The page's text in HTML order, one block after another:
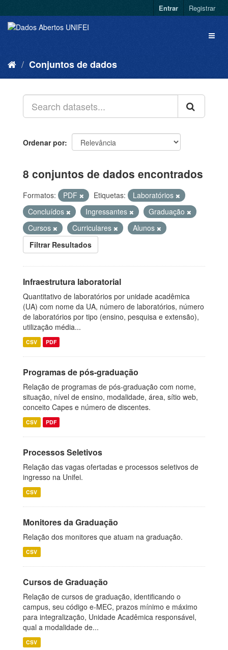
Entrar Registrar
Conjuntos de dados
Ordenar por
8 conjuntos de dados encontrados
Formatos: PDF Etiquetas:
Laboratórios
Concluídos
Ingressantes
Graduação
Cursos
Curriculares
Alunos
Filtrar Resultados
Infraestrutura laboratorial
Quantitativo de laboratórios por unidade acadêmica
(UA) com nome da UA, número de laboratórios, número
de laboratórios por tipo (ensino, pesquisa e extensão),
utilização média...
CSV PDF
Programas de pós-graduação
Relação de programas de pós-graduação com nome,
situação, nível de ensino, modalidade, área, sítio web,
conceito Capes e número de discentes.
CSV PDF
Processos Seletivos
Relação das vagas ofertadas e processos seletivos de
ingresso na Unifei.
CSV
Monitores da Graduação
Relação dos monitores que atuam na graduação.
CSV
Cursos de Graduação
Relação de cursos de graduação, identificando o
campus, seu código e-MEC, prazos mínimo e máximo
para integralização, Unidade Acadêmica responsável,
qual a modalidade de...
CSV